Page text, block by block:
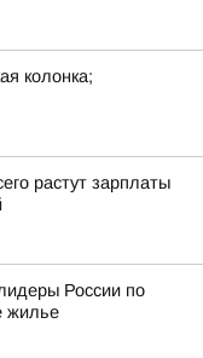
колонка;
растут зарплаты
России по
жилье